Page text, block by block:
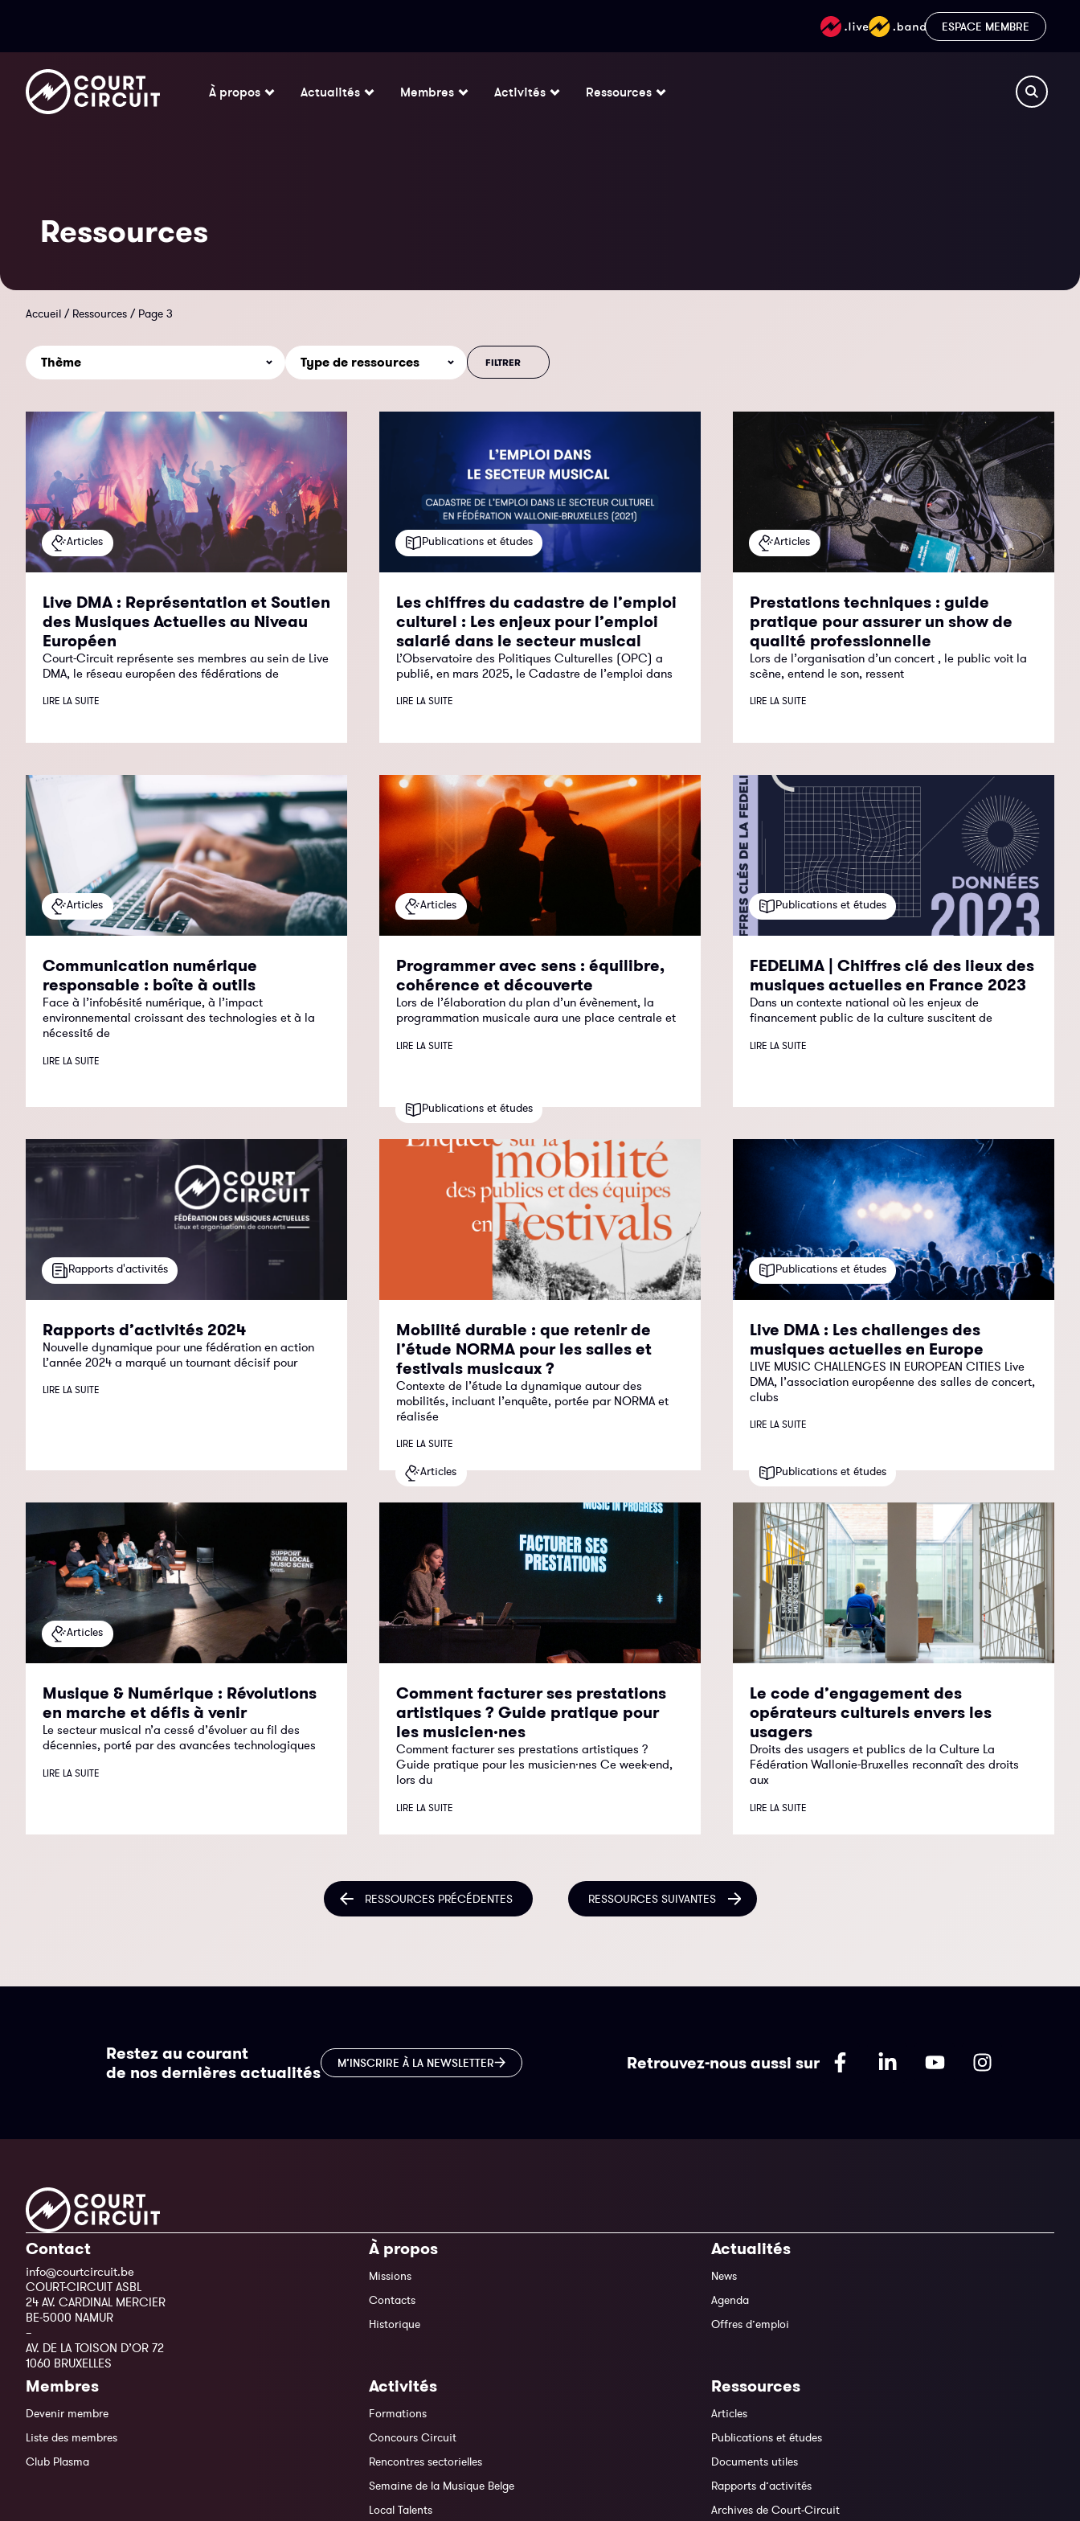
ESPACE MEMBRE
À propos Actualités Membres Activités Ressources
Ressources
Accueil / Ressources / Page 3
Articles
Live DMA : Représentation et Soutien
des Musiques Actuelles au Niveau
Européen
Court-Circuit représente ses membres au sein de Live
DMA, le réseau européen des fédérations de
LIRE LA SUITE
Publications et études
Les chiffres du cadastre de l’emploi
culturel : Les enjeux pour l’emploi
salarié dans le secteur musical
L’Observatoire des Politiques Culturelles (OPC) a
publié, en mars 2025, le Cadastre de l’emploi dans
LIRE LA SUITE
Articles
Prestations techniques : guide
pratique pour assurer un show de
qualité professionnelle
Lors de l’organisation d’un concert , le public voit la
scène, entend le son, ressent
LIRE LA SUITE
Articles
Communication numérique
responsable : boîte à outils
Face à l’infobésité numérique, à l’impact
environnemental croissant des technologies et à la
nécessité de
LIRE LA SUITE
Articles
Programmer avec sens : équilibre,
cohérence et découverte
Lors de l’élaboration du plan d’un évènement, la
programmation musicale aura une place centrale et
LIRE LA SUITE
Publications et études
FEDELIMA | Chiffres clé des lieux des
musiques actuelles en France 2023
Dans un contexte national où les enjeux de
financement public de la culture suscitent de
LIRE LA SUITE
Rapports d'activités
Rapports d’activités 2024
Nouvelle dynamique pour une fédération en action
L’année 2024 a marqué un tournant décisif pour
LIRE LA SUITE
Publications et études
Mobilité durable : que retenir de
l’étude NORMA pour les salles et
festivals musicaux ?
Contexte de l’étude La dynamique autour des
mobilités, incluant l’enquête, portée par NORMA et
réalisée
LIRE LA SUITE
Publications et études
Live DMA : Les challenges des
musiques actuelles en Europe
LIVE MUSIC CHALLENGES IN EUROPEAN CITIES Live
DMA, l’association européenne des salles de concert,
clubs
LIRE LA SUITE
Articles
Musique & Numérique : Révolutions
en marche et défis à venir
Le secteur musical n’a cessé d’évoluer au fil des
décennies, porté par des avancées technologiques
LIRE LA SUITE
Articles
Comment facturer ses prestations
artistiques ? Guide pratique pour
les musicien·nes
Comment facturer ses prestations artistiques ?
Guide pratique pour les musicien·nes Ce week-end,
lors du
LIRE LA SUITE
Publications et études
Le code d’engagement des
opérateurs culturels envers les
usagers
Droits des usagers et publics de la Culture La
Fédération Wallonie-Bruxelles reconnaît des droits
aux
LIRE LA SUITE
RESSOURCES PRÉCÉDENTES RESSOURCES SUIVANTES
Restez au courant
de nos dernières actualités
M’INSCRIRE À LA NEWSLETTER Retrouvez-nous aussi sur
Contact
info@courtcircuit.be
COURT-CIRCUIT ASBL
24 AV. CARDINAL MERCIER
BE-5000 NAMUR
–
AV. DE LA TOISON D’OR 72
1060 BRUXELLES
À propos
Missions
Contacts
Historique
Actualités
News
Agenda
Offres d’emploi
Membres
Devenir membre
Liste des membres
Club Plasma
Activités
Formations
Concours Circuit
Rencontres sectorielles
Semaine de la Musique Belge
Local Talents
Ressources
Articles
Publications et études
Documents utiles
Rapports d’activités
Archives de Court-Circuit